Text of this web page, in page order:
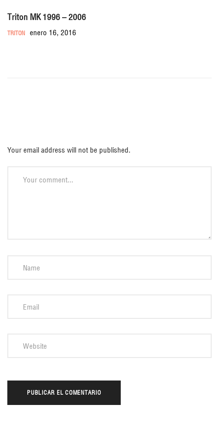
Triton MK 1996 – 2006
TRITON enero 16, 2016
Your email address will not be published.